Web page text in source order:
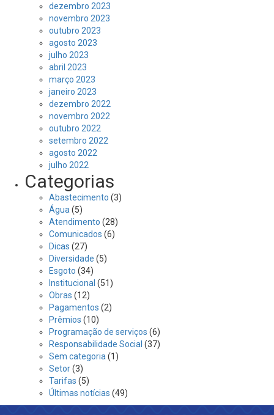
dezembro 2023
novembro 2023
outubro 2023
agosto 2023
julho 2023
abril 2023
março 2023
janeiro 2023
dezembro 2022
novembro 2022
outubro 2022
setembro 2022
agosto 2022
julho 2022
Categorias
Abastecimento (3)
Água (5)
Atendimento (28)
Comunicados (6)
Dicas (27)
Diversidade (5)
Esgoto (34)
Institucional (51)
Obras (12)
Pagamentos (2)
Prêmios (10)
Programação de serviços (6)
Responsabilidade Social (37)
Sem categoria (1)
Setor(3)
Tarifas (5)
Últimas notícias (49)